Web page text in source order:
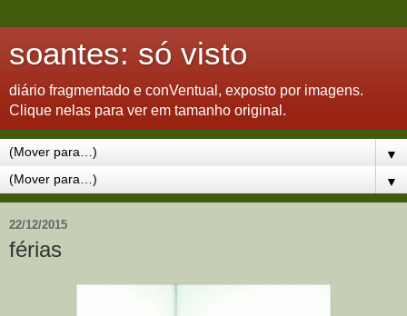
soantes: só visto
diário fragmentado e conVentual, exposto por imagens.
Clique nelas para ver em tamanho original.
▼
▼
22/12/2015
férias